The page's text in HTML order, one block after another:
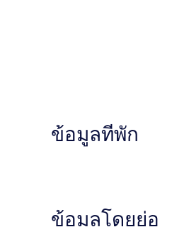
ข้อมูลที่พัก
ข้อมูลโดยย่อ